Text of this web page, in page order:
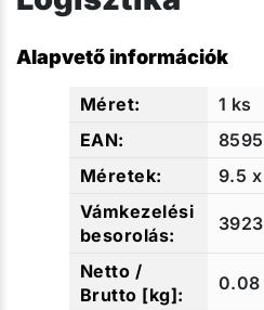
Alapvető információk
1 ks
9.5
0.08